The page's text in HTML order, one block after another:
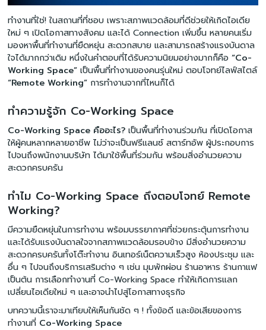
ทำงานที่ใช่! ในสถานที่ที่ชอบ เพราะสภาพแวดล้อมที่ดีช่วยให้เกิดไอเดีย
ใหม่ ๆ เปิดโอกาสทางสังคม และได้ Connection เพิ่มขึ้น หลายคนเริ่ม
มองหาพื้นที่ทำงานที่ยืดหยุ่น สะดวกสบาย และสามารถสร้างแรงบันดาล
ใจได้มากกว่าเดิม หนึ่งในคำตอบที่ได้รับความนิยมอย่างมากก็คือ“Co-
Working Space” เป็นพื้นที่ทำงานของคนรุ่นใหม่ ตอบโจทย์ไลฟ์สไตล์
“Remote Working” การทำงานจากที่ไหนก็ได้
ทำความรู้จัก Co-Working Space
Co-Working Space คืออะไร? เป็นพื้นที่ทำงานร่วมกัน ที่เปิดโอกาส
ให้ผู้คนหลากหลายอาชีพ ไม่ว่าจะเป็นฟรีแลนซ์ สตาร์ทอัพ ผู้ประกอบการ
ไปจนถึงพนักงานบริษัท ได้มาใช้พื้นที่ร่วมกัน พร้อมสิ่งอำนวยความ
สะดวกครบครัน
ทำไม Co-Working Space ถึงตอบโจทย์ Remote
Working?
มีความยืดหยุ่นในการทำงาน พร้อมบรรยากาศที่ช่วยกระตุ้นการทำงาน
และได้รับแรงบันดาลใจจากสภาพแวดล้อมรอบข้าง มีสิ่งอำนวยความ
สะดวกครบครันทั้งโต๊ะทำงาน อินเทอร์เน็ตความเร็วสูง ห้องประชุม และ
อื่น ๆ ไปจนถึงบริการเสริมต่าง ๆ เช่น มุมพักผ่อน ร้านอาหาร ร้านกาแฟ
เป็นต้น การเลือกทำงานที่ Co-Working Space ทำให้เกิดการแลก
เปลี่ยนไอเดียใหม่ ๆ และอาจนำไปสู่โอกาสทางธุรกิจ
บทความนี้เราจะมาเทียบให้เห็นกันชัด ๆ ! ทั้งข้อดี และข้อเสียของการ
ทำงานที่ Co-Working Space